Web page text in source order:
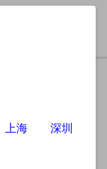
上海
深圳